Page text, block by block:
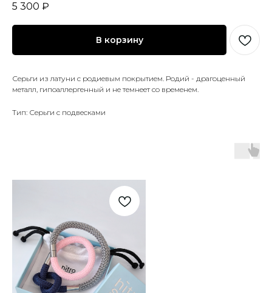
5 300 ₽
В корзину
Серьги из латуни с родиевым покрытием. Родий - драгоценный
металл, гипоаллергенный и не темнеет со временем.
Тип: Серьги с подвесками